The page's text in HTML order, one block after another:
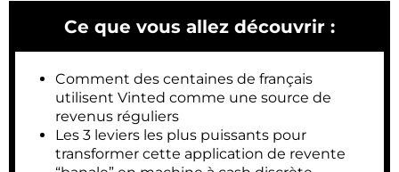
Ce que vous allez découvrir :
Comment des centaines de français
utilisent Vinted comme une source de
revenus réguliers
Les 3 leviers les plus puissants pour
transformer cette application de revente